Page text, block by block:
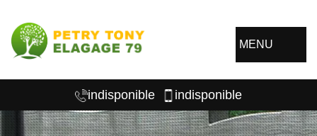
MENU
indisponible indisponible